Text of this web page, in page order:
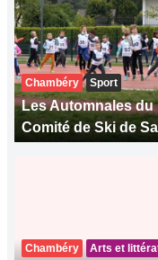
Chambéry Sport
Les Automnales du
Comité de Ski de
Chambéry
Arts et